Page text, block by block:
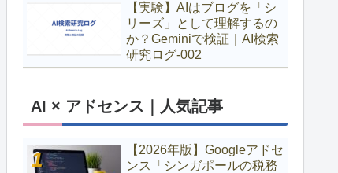
【実験】AIはブログを「シ
リーズ」として理解するの
か？Geminiで検証｜AI検索
研究ログ-002
AI × アドセンス｜人気記事
【2026年版】Googleアドセ
ンス「シンガポールの税務